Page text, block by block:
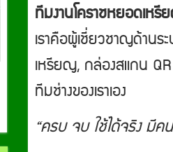
ทีมงานโคราชหยอดเห
เราคือผู้เชี่ยวชาญด้าน
เหรียญ, กล่องสแกน
ทีมช่างของเราเอง
“ครบ จบ ใช้ได้จริง มีค